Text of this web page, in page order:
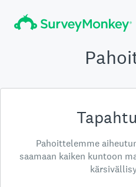
Pahoittelemme
saamaan kaiken kuntoon